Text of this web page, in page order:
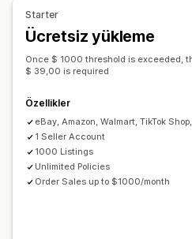
Sipariş senkronizasyonu
Birleşik kontrol paneli
Otomatik uyarılar
Geçmiş raporları
Performans metrikleri
Gerçek
Starter
Ücretsiz yükleme
Once $ 1000 threshold is exceeded,
$ 39,00 is required
Özellikler
eBay, Amazon, Walmart, TikTok
1 Seller Account
1000 Listings
Unlimited Policies
Order Sales up to $1000/month